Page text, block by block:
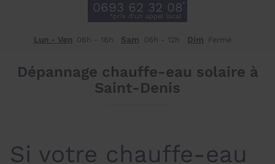
0693 62 32 08
Lun - Ven 06h - 16h Sam 06h - 12h Dim Fermé
Dépannage chauffe-eau solaire à
Saint-Denis
Si votre chauffe-eau